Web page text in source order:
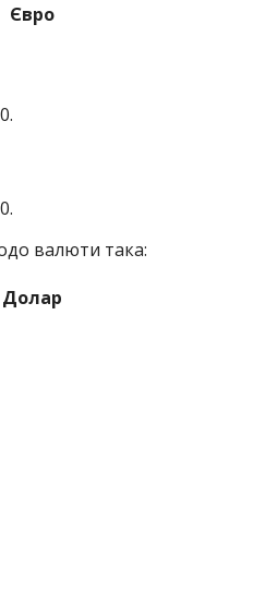
Євро
валюти така:
Долар